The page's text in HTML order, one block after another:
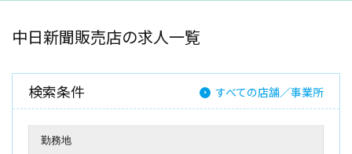
中日新聞販売店の求人一覧
検索条件 すべての店舗／事業所
勤務地